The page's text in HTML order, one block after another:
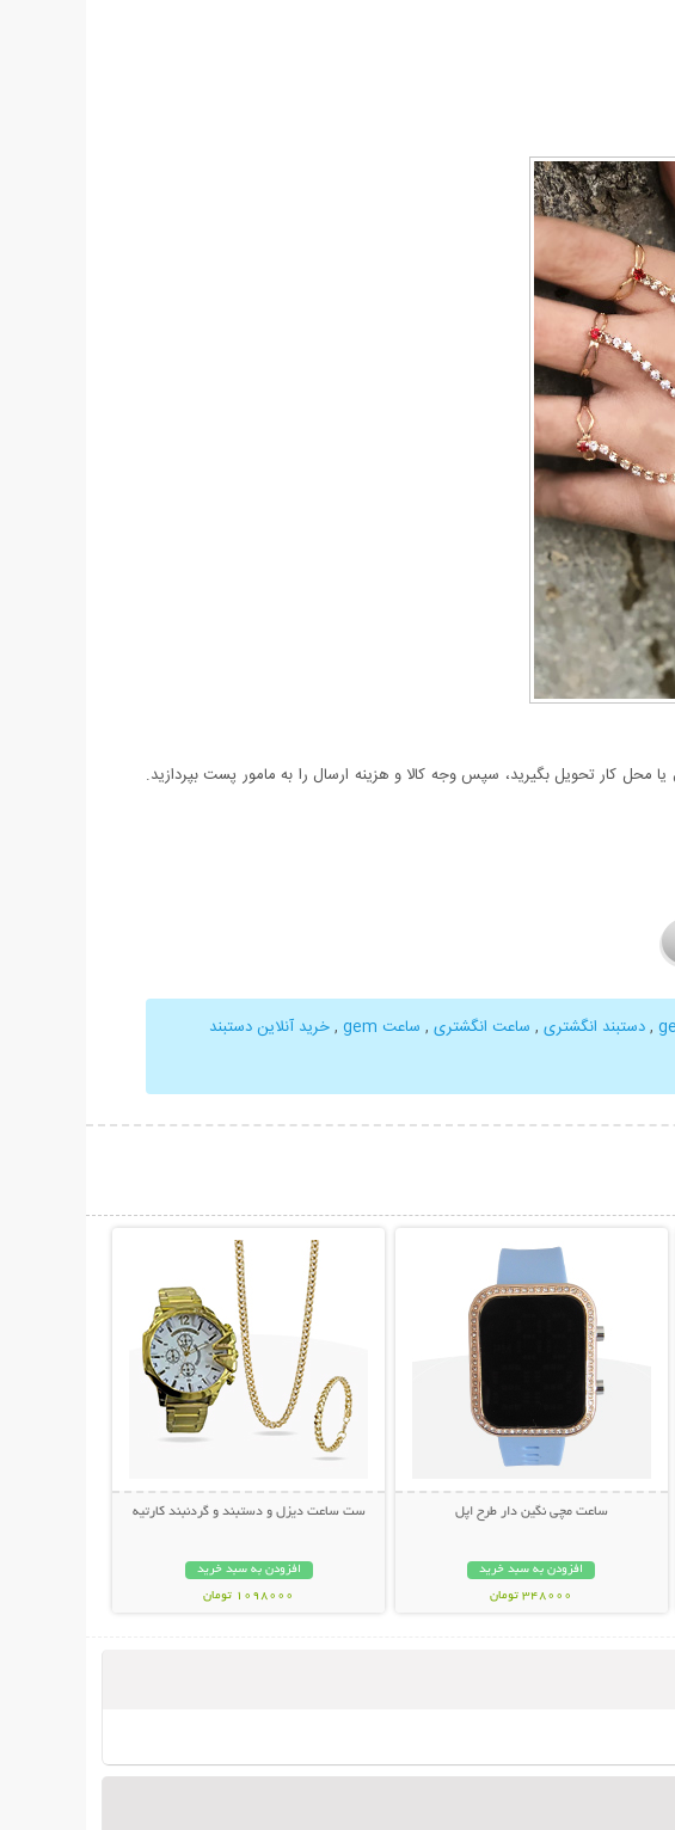
کار تحویل بگیرید، سپس وجه کالا و هزینه ارسال را به مامور پست بپردازید.
,دستبند انگشتری , ساعت انگشتری , ساعت gem ,خرید آنلاین دستبند
ساعت مچی نگین دار طرح اپل
افزودن به سبد خرید
348000 تومان
ست ساعت دیزل و دستبند و گردنبند کارتیه
افزودن به سبد خرید
1098000 تومان